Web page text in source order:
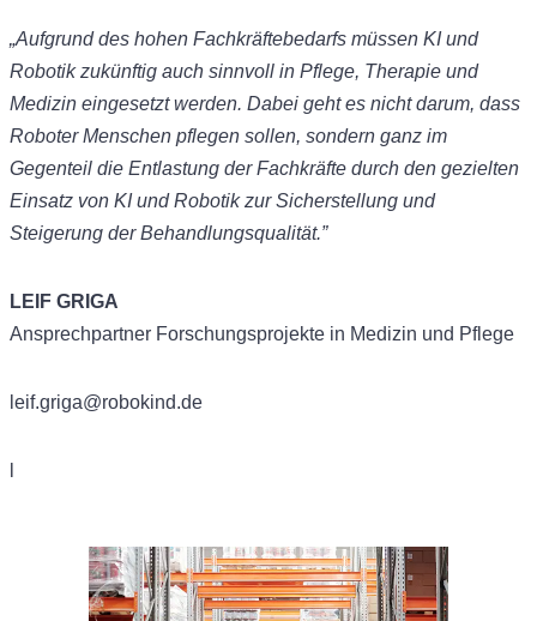
„Aufgrund des hohen Fachkräftebedarfs müssen KI und
Robotik zukünftig auch sinnvoll in Pflege, Therapie und
Medizin eingesetzt werden. Dabei geht es nicht darum, dass
Roboter Menschen pflegen sollen, sondern ganz im
Gegenteil die Entlastung der Fachkräfte durch den gezielten
Einsatz von KI und Robotik zur Sicherstellung und
Steigerung der Behandlungsqualität.”
LEIF GRIGA
Ansprechpartner Forschungsprojekte in Medizin und Pflege
leif.griga@robokind.de